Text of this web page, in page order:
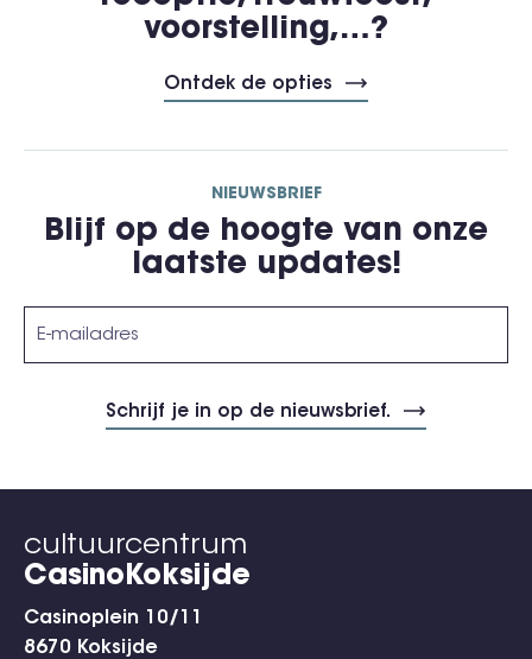
voorstelling,…?
Ontdek de opties
NIEUWSBRIEF
Blijf op de hoogte van onze
laatste updates!
cultuurcentrum
CasinoKoksijde
Casinoplein 10/11
8670 Koksijde